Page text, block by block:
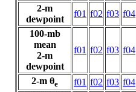
2-m
dewpoint
f01 f02 f03 f04
100-mb
mean
2-m
dewpoint
f01 f02 f03 f04
2-m θe f01 f02 f03 f04